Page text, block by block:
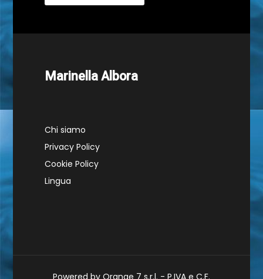
Marinella Albora
Chi siamo
Privacy Policy
Cookie Policy
Lingua
Powered by Orange 7 s.r.l. - P.IVA e C.F.